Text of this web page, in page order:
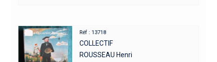
Réf : 13718
COLLECTIF
ROUSSEAU Henri